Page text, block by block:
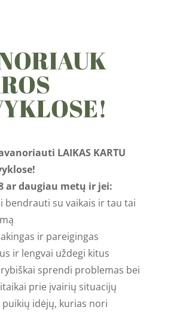
LAIKAS KARTU
ar daugiau metų ir jei:
bendrauti su vaikais ir tau tai
ir pareigingas
ir lengvai uždegi kitus
sprendi problemas bei
prie įvairių situacijų
puikių idėjų, kurias nori